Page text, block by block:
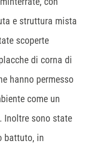
e struttura mista
scoperte
di corna di
hanno permesso
come un
Inoltre sono state
battuto, in